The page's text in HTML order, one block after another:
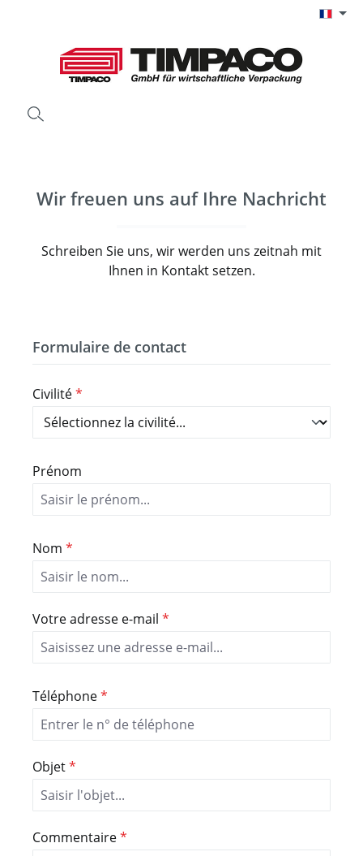
Wir freuen uns auf Ihre Nachricht
Schreiben Sie uns, wir werden uns zeitnah mit
Ihnen in Kontakt setzen.
Formulaire de contact
Civilité*
Prénom
Nom *
Votre adresse e-mail *
Téléphone*
Objet*
Commentaire*